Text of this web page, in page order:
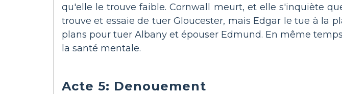
qu'elle le trouve faible. Cornwall meurt, et elle s'inquiète
trouve et essaie de tuer Gloucester, mais Edgar le tue à la
plans pour tuer Albany et épouser Edmund. En même
la santé mentale.
Acte 5: Denouement